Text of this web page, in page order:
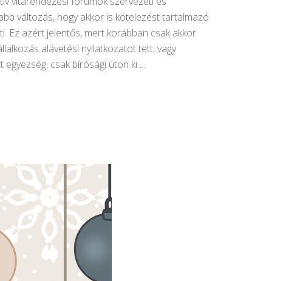
változás, hogy akkor is kötelezést tartalmazó
Ez azért jelentős, mert korábban csak akkor
alávetési nyilatkozatot tett, vagy
csak bírósági úton ki